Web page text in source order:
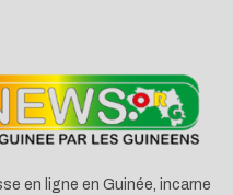
en ligne en Guinée, incarne